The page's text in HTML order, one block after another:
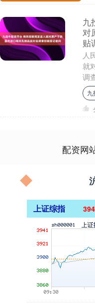
九
对
贴
人
就
调
部
制
九
配资网
上证综指